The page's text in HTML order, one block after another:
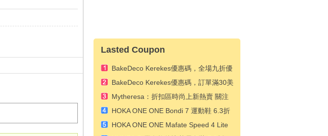
Lasted Coupon
BakeDeco Kerekes優惠碼，全場九折優
惠
BakeDeco Kerekes優惠碼，訂單滿30美
元立減5美元
Mytheresa：折扣區時尚上新熱賣 關注
TOTEME、ZIMMERMAN 等 享額外9折
HOKA ONE ONE Bondi 7 運動鞋 6.3折
HK$828（約714.81元）
HOKA ONE ONE Mafate Speed 4 Lite